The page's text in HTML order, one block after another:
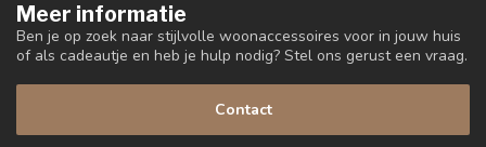
Meer informatie
Ben je op zoek naar stijlvolle woonaccessoires voor in jouw huis
of als cadeautje en heb je hulp nodig? Stel ons gerust een vraag.
Contact